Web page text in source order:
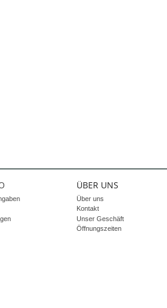
ÜBER UNS
Über uns
Kontakt
Unser Geschäft
Öffnungszeiten